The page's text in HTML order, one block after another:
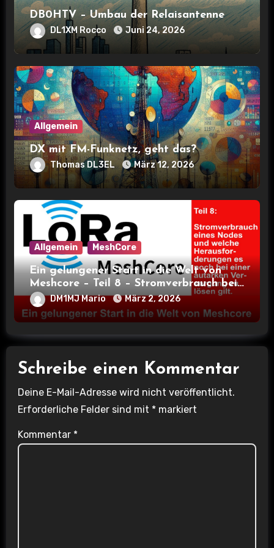
a
o
n
DB0HTV – Umbau der Relaisantenne
DL1XM Rocco Juni 24, 2026
Allgemein
DX mit FM-Funknetz, geht das?
Thomas DL3EL März 12, 2026
Allgemein MeshCore
Ein gelungener Start in die Welt von
Meshcore – Teil 8 – Stromverbrauch bei
verschiedenen Nodes
DM1MJ Mario März 2, 2026
Schreibe einen Kommentar
Deine E-Mail-Adresse wird nicht veröffentlicht.
Erforderliche Felder sind mit * markiert
Kommentar *